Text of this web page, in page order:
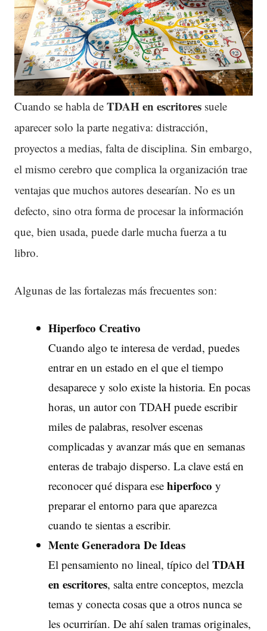
Cuando se habla de TDAH en escritores suele
aparecer solo la parte negativa: distracción,
proyectos a medias, falta de disciplina. Sin embargo,
el mismo cerebro que complica la organización trae
ventajas que muchos autores desearían. No es un
defecto, sino otra forma de procesar la información
que, bien usada, puede darle mucha fuerza a tu
libro.
Algunas de las fortalezas más frecuentes son:
Hiperfoco Creativo
Cuando algo te interesa de verdad, puedes
entrar en un estado en el que el tiempo
desaparece y solo existe la historia. En pocas
horas, un autor con TDAH puede escribir
miles de palabras, resolver escenas
complicadas y avanzar más que en semanas
enteras de trabajo disperso. La clave está en
reconocer qué dispara ese hiperfoco y
preparar el entorno para que aparezca
cuando te sientas a escribir.
Mente Generadora De Ideas
El pensamiento no lineal, típico del TDAH
en escritores, salta entre conceptos, mezcla
temas y conecta cosas que a otros nunca se
les ocurrirían. De ahí salen tramas originales,